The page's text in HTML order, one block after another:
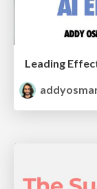
Leading